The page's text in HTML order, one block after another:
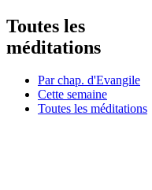
Toutes les
méditations
Par chap. d'Evangile
Cette semaine
Toutes les méditations